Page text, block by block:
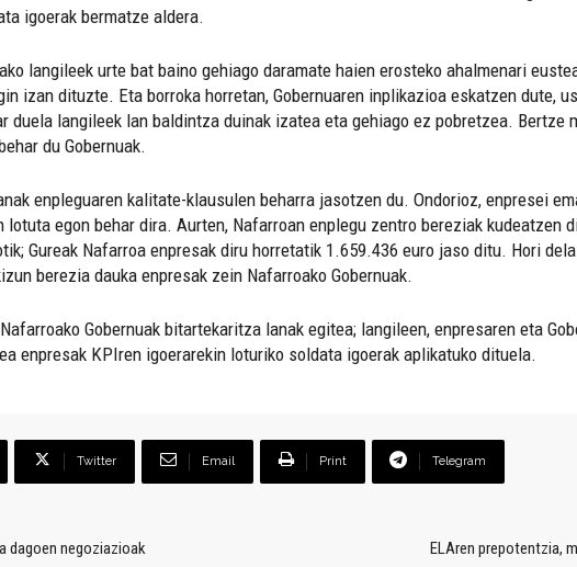
igoerak bermatze aldera.
langileek urte bat baino gehiago daramate haien erosteko ahalmenari
izan dituzte. Eta borroka horretan, Gobernuaren inplikazioa eskatzen dute,
duela langileek lan baldintza duinak izatea eta gehiago ez pobretzea. Bertze
du Gobernuak.
enpleguaren kalitate-klausulen beharra jasotzen du. Ondorioz, enpresei
egon behar dira. Aurten, Nafarroan enplegu zentro bereziak kudeatzen
Gureak Nafarroa enpresak diru horretatik 1.659.436 euro jaso ditu. Hori
berezia dauka enpresak zein Nafarroako Gobernuak.
Gobernuak bitartekaritza lanak egitea; langileen, enpresaren eta
enpresak KPIren igoerarekin loturiko soldata igoerak aplikatuko dituela.
Twitter Email Print Telegram
dagoen negoziazioak
ELAren prepotentzia,